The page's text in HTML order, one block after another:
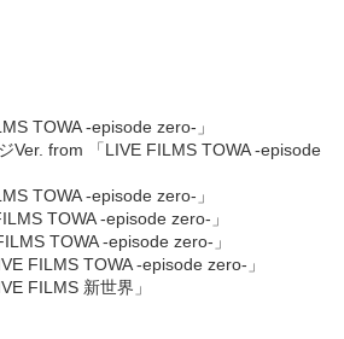
TOWA -episode zero-」
Ver. from 「LIVE FILMS TOWA -episode
TOWA -episode zero-」
TOWA -episode zero-」
TOWA -episode zero-」
FILMS TOWA -episode zero-」
FILMS 新世界」